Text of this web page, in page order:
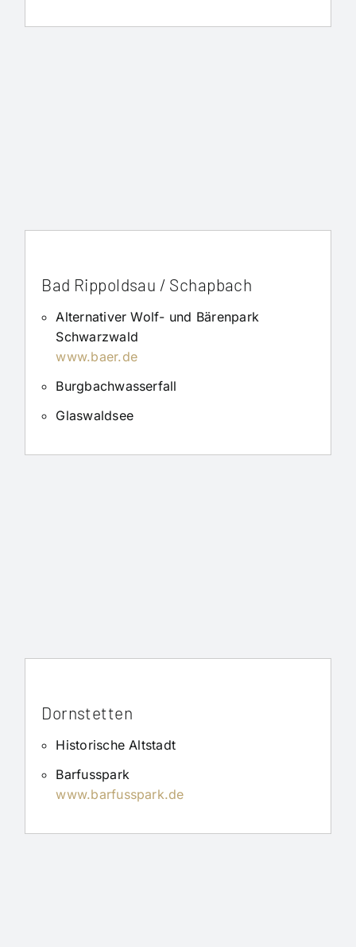
Bad Rippoldsau / Schapbach
Alternativer Wolf- und Bärenpark
Schwarzwald
www.baer.de
Burgbachwasserfall
Glaswaldsee
Dornstetten
Historische Altstadt
Barfusspark
www.barfusspark.de